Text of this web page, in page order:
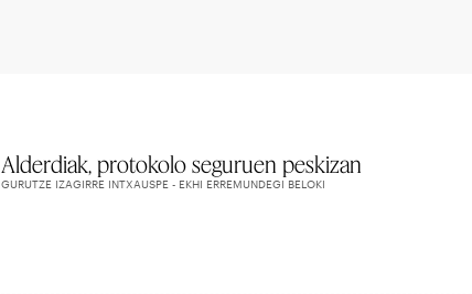
Alderdiak, protokolo seguruen peskizan
GURUTZE IZAGIRRE INTXAUSPE - EKHI ERREMUNDEGI BELOKI